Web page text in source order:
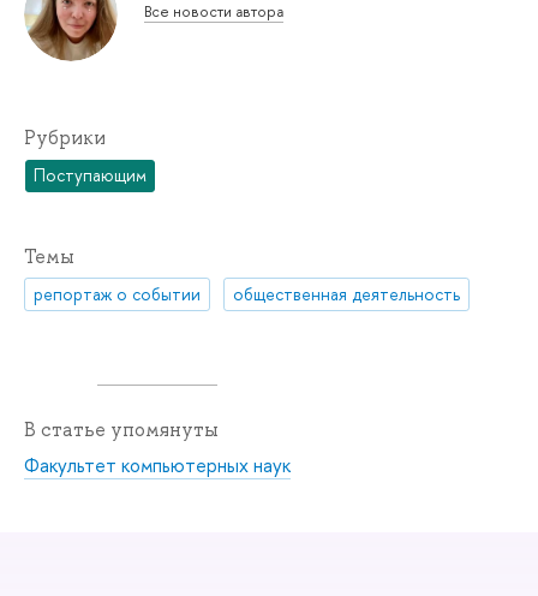
Все новости автора
Рубрики
Поступающим
Темы
репортаж о событии общественная деятельность
В статье упомянуты
Факультет компьютерных наук